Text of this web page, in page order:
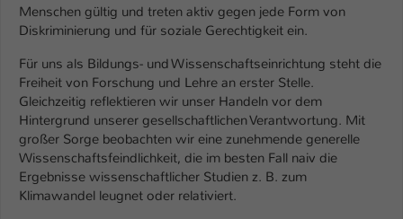
Menschen gültig und treten aktiv gegen jede Form von
Diskriminierung und für soziale Gerechtigkeit ein.
Für uns als Bildungs- und Wissenschaftseinrichtung steht die
Freiheit von Forschung und Lehre an erster Stelle.
Gleichzeitig reflektieren wir unser Handeln vor dem
Hintergrund unserer gesellschaftlichen Verantwortung. Mit
großer Sorge beobachten wir eine zunehmende generelle
Wissenschaftsfeindlichkeit, die im besten Fall naiv die
Ergebnisse wissenschaftlicher Studien z. B. zum
Klimawandel leugnet oder relativiert.
Zweck
Einstellungen. Unter anderem eine zufällig
generierte ID, für die historische
Einstellungen, falls der Webseiten-
Betreiber dies eingestellt hat.
Name fe_typo_user / PHPSESSID
Anbieter TYPO3